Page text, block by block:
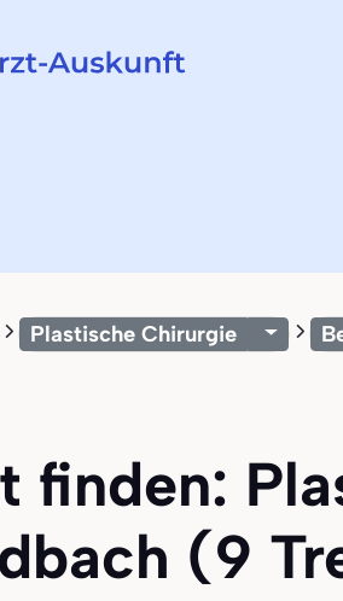
Plastische Chirurgie
finden:
(9